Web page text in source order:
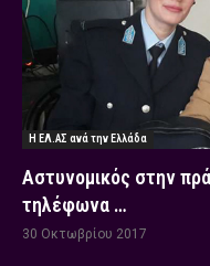
Η ΕΛ.ΑΣ ανά την Ελλάδα
Αστυνομικός στην
τηλέφωνα …
30 Οκτωβρίου 2017